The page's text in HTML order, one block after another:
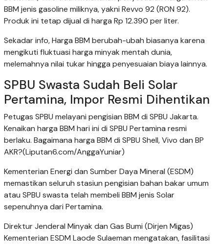
BBM jenis gasoline miliknya, yakni Revvo 92 (RON 92).
Produk ini tetap dijual di harga Rp 12.390 per liter.
Sekadar info, Harga BBM berubah-ubah biasanya karena
mengikuti fluktuasi harga minyak mentah dunia,
melemahnya nilai tukar hingga penyesuaian biaya lainnya.
SPBU Swasta Sudah Beli Solar
Pertamina, Impor Resmi Dihentikan
Petugas SPBU melayani pengisian BBM di SPBU Jakarta.
Kenaikan harga BBM hari ini di SPBU Pertamina resmi
berlaku. Bagaimana harga BBM di SPBU Shell, Vivo dan BP
AKR?(Liputan6.com/AnggaYuniar)
Kementerian Energi dan Sumber Daya Mineral (ESDM)
memastikan seluruh stasiun pengisian bahan bakar umum
atau SPBU swasta telah membeli BBM jenis Solar
sepenuhnya dari Pertamina.
Direktur Jenderal Minyak dan Gas Bumi (Dirjen Migas)
Kementerian ESDM Laode Sulaeman mengatakan, fasilitasi